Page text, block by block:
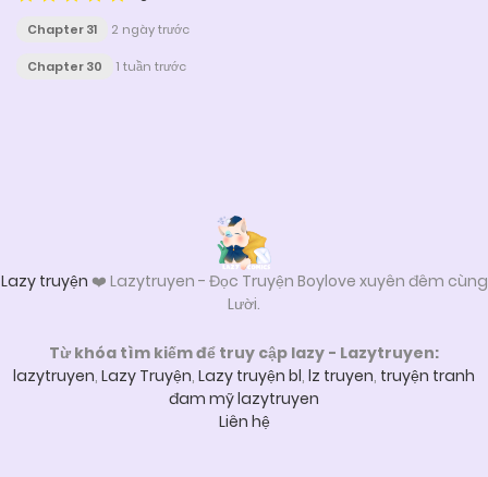
Chapter 31 2 ngày trước
Chapter 30 1 tuần trước
Lazy truyện ❤️ Lazytruyen - Đọc Truyện Boylove xuyên đêm cùng
Lười.
Từ khóa tìm kiếm để truy cập lazy - Lazytruyen:
lazytruyen, Lazy Truyện, Lazy truyện bl, lz truyen, truyện tranh
đam mỹ lazytruyen
Liên hệ